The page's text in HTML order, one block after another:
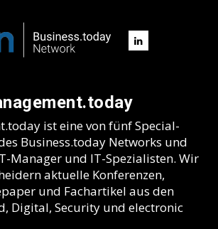
ist eine von fünf Special-
Business.today Networks und
Manager und IT-Spezialisten. Wir
aktuelle Konferenzen,
und Fachartikel aus den
Digital, Security und electronic